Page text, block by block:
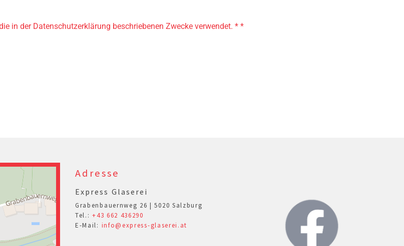
in der Datenschutzerklärung beschriebenen Zwecke verwendet. * *
Adresse
Express Glaserei
Grabenbauernweg 26 | 5020 Salzburg
Tel.:+43 662 436290
E-Mail: info@express-glaserei.at